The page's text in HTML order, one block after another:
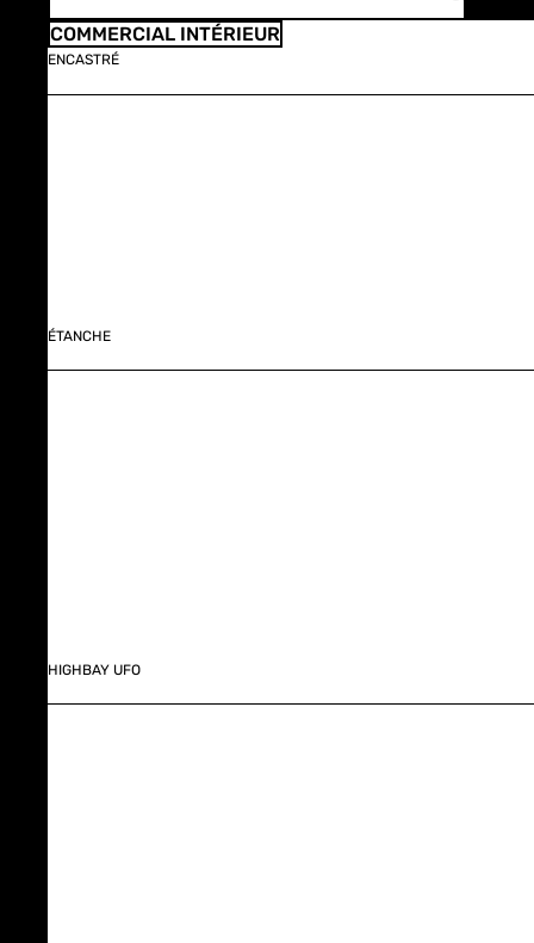
COMMERCIAL INTÉRIEUR
ENCASTRÉ
ÉTANCHE
HIGHBAY UFO